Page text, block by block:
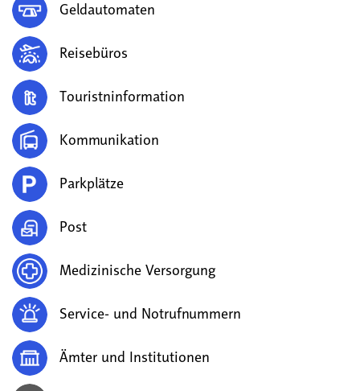
Geldautomaten
Reisebüros
Touristninformation
Kommunikation
Parkplätze
Post
Medizinische Versorgung
Service- und Notrufnummern
Ämter und Institutionen